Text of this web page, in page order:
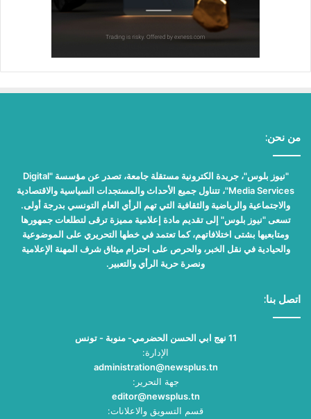
من نحن:
"نيوز بلوس"، جريدة الكترونية مستقلة جامعة، تصدر عن مؤسسة "Digital
Media Services"، تتناول جميع الأحداث والمستجدات السياسية والاقتصادية
والاجتماعية والرياضية والثقافية التي تهم الرأي العام التونسي بدرجة أولى.
تسعى "نيوز بلوس" إلى تقديم مادة إعلامية مميزة ترقى لتطلعات جمهورها
ومتابعيها بشتى اختلافاتهم، كما تعتمد في خطها التحريري على الموضوعية
والحيادية في نقل الخبر، والحرص على احترام ميثاق شرف المهنة الإعلامية
ونصرة حرية الرأي والتعبير.
اتصل بنا:
11 نهج ابي الحسن الحضرمي- منوبة - تونس
الإدارة:
administration@newsplus.tn
جهة التحرير:
editor@newsplus.tn
قسم التسويق والاعلانات: